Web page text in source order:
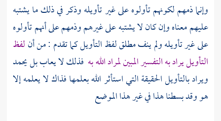
وإنما ذمهم لكونهم تأولوه على غير تأويله وذكر في ذلك ما يشتبه
عليهم معناه وإن كان لا يشتبه على غيرهم وذمهم على أنهم تأولوه
على غير تأويله ولم ينف مطلق لفظ التأويل كما تقدم : من أنلفظ
التأويل يراد به التفسير المبين لمراد الله به فذلك لا يعاب بل يحمد
ويراد بالتأويل الحقيقة التي استأثر الله بعلمها فذاك لا يعلمه إلا
هو وقد بسطنا هذا في غير هذا الموضع